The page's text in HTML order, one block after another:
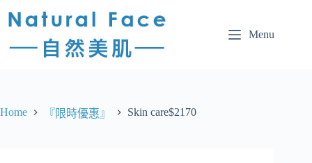
Menu
Home 『限時優惠』 Skin care$2170